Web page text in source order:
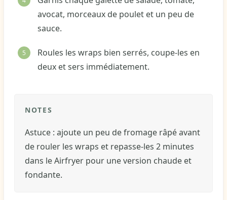
avocat, morceaux de poulet et un peu de
sauce.
Roules les wraps bien serrés, coupe-les en
deux et sers immédiatement.
NOTES
Astuce : ajoute un peu de fromage râpé avant
de rouler les wraps et repasse-les 2 minutes
dans le Airfryer pour une version chaude et
fondante.